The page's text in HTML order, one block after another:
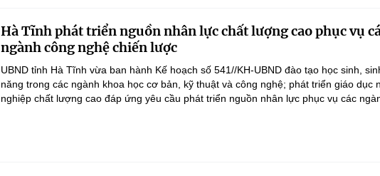
Hà Tĩnh phát triển nguồn nhân lực chất lượng cao phục vụ
ngành công nghệ chiến lược
UBND tỉnh Hà Tĩnh vừa ban hành Kế hoạch số 541//KH-UBND đào tạo học sinh,
năng trong các ngành khoa học cơ bản, kỹ thuật và công nghệ; phát triển giáo dục
nghiệp chất lượng cao đáp ứng yêu cầu phát triển nguồn nhân lực phục vụ các